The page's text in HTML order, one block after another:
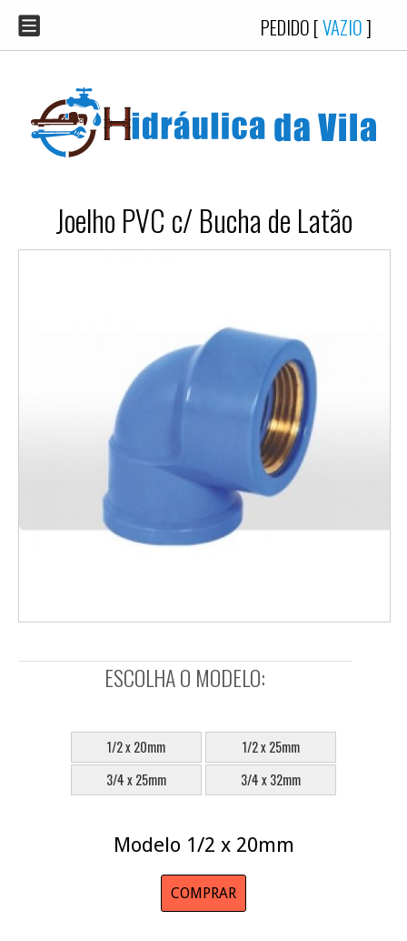
PEDIDO [VAZIO]
Joelho PVC c/ Bucha de Latão
ESCOLHA O MODELO:
1/2 x 20mm
1/2 x 25mm
3/4 x 25mm
3/4 x 32mm
Modelo 1/2 x 20mm
COMPRAR